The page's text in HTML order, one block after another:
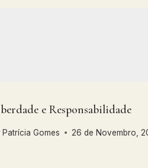
e Responsabilidade
Patrícia Gomes 26 de Novembro,